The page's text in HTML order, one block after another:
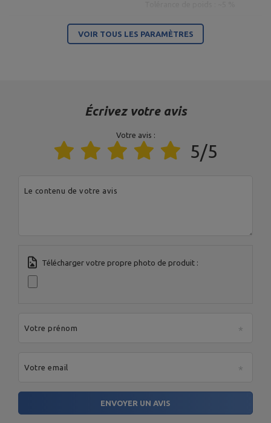
Matériau intérieur : fonte,
Poids : 4 kg,
Longueur de la poignée : 105–
Matériau intérieur : fonte,
Poids : 3 kg,
110 mm,
Hauteur : 8 cm,
Longueur : 18 cm,
Longueur : 98 cm,
Largeur : 38 cm,
VOIR TOUS LES PARAMÈTRES
Écrivez votre avis
Votre avis :
5/5
Le contenu de votre avis
Télécharger votre propre photo de produit :
Votre prénom
Votre email
ENVOYER UN AVIS